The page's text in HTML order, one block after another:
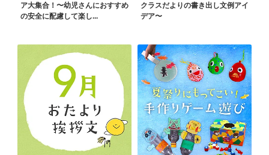
ア大集合！〜幼児さんにおすすめ
の安全に配慮して楽し...
クラスだよりの書き出し文例アイ
デア〜